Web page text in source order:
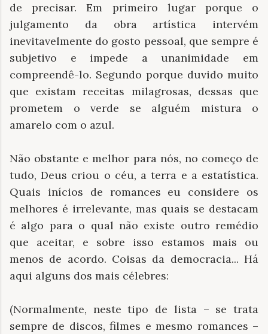
de precisar. Em primeiro lugar porque o
julgamento da obra artística intervém
inevitavelmente do gosto pessoal, que sempre é
subjetivo e impede a unanimidade em
compreendê-lo. Segundo porque duvido muito
que existam receitas milagrosas, dessas que
prometem o verde se alguém mistura o
amarelo com o azul.
Não obstante e melhor para nós, no começo de
tudo, Deus criou o céu, a terra e a estatística.
Quais inícios de romances eu considere os
melhores é irrelevante, mas quais se destacam
é algo para o qual não existe outro remédio
que aceitar, e sobre isso estamos mais ou
menos de acordo. Coisas da democracia... Há
aqui alguns dos mais célebres:
(Normalmente, neste tipo de lista – se trata
sempre de discos, filmes e mesmo romances –